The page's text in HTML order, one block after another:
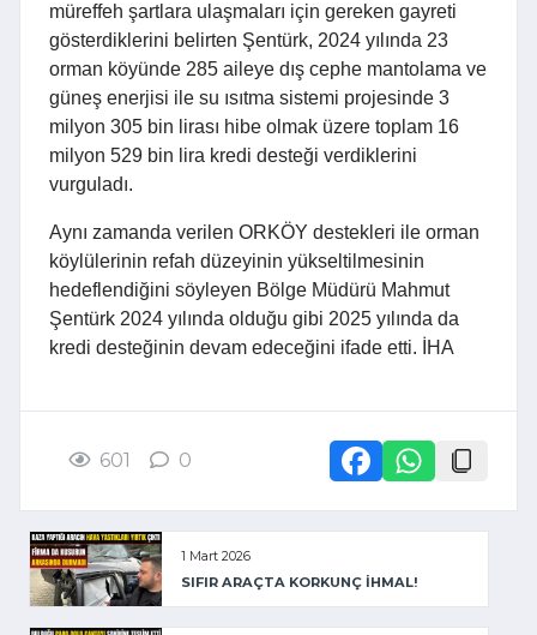
müreffeh şartlara ulaşmaları için gereken gayreti
gösterdiklerini belirten Şentürk, 2024 yılında 23
orman köyünde 285 aileye dış cephe mantolama ve
güneş enerjisi ile su ısıtma sistemi projesinde 3
milyon 305 bin lirası hibe olmak üzere toplam 16
milyon 529 bin lira kredi desteği verdiklerini
vurguladı.
Aynı zamanda verilen ORKÖY destekleri ile orman
köylülerinin refah düzeyinin yükseltilmesinin
hedeflendiğini söyleyen Bölge Müdürü Mahmut
Şentürk 2024 yılında olduğu gibi 2025 yılında da
kredi desteğinin devam edeceğini ifade etti. İHA
601 0
1 Mart 2026
SIFIR ARAÇTA KORKUNÇ İHMAL!